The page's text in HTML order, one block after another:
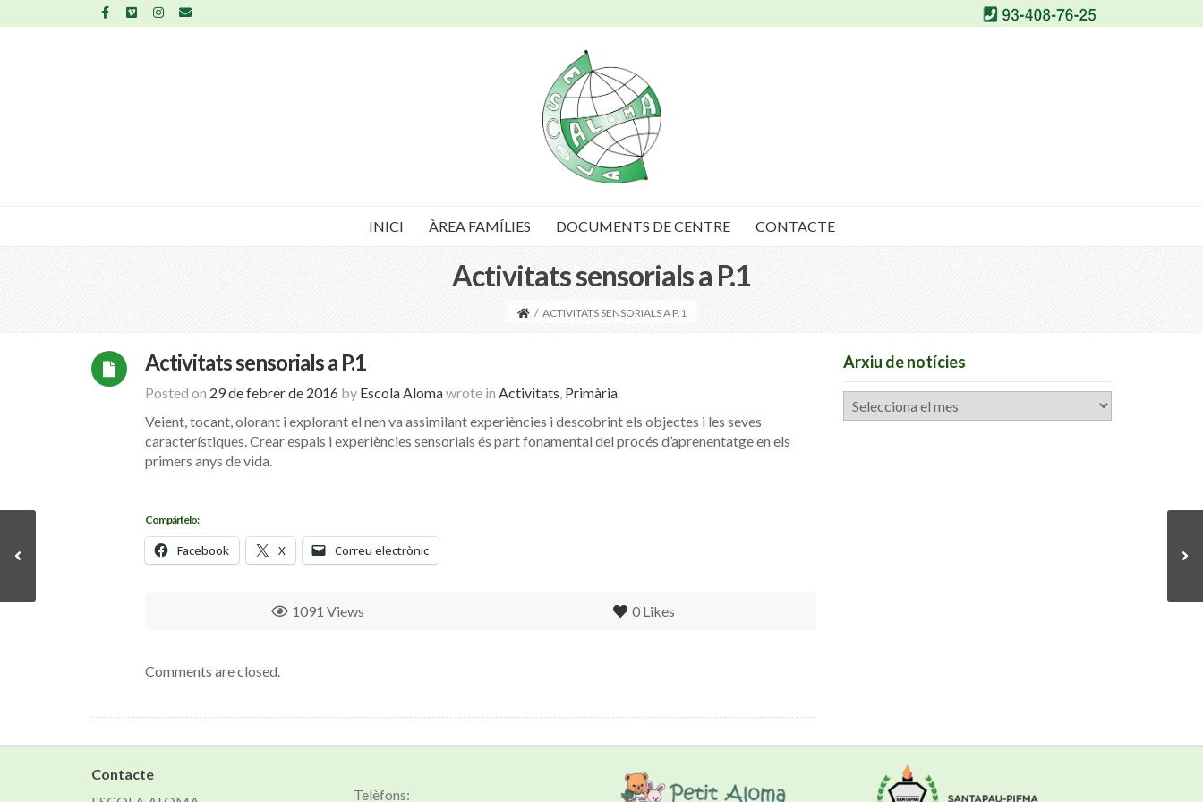
INICI ÀREA FAMÍLIES DOCUMENTS DE CENTRE CONTACTE
Activitats sensorials a P.1
/ ACTIVITATS SENSORIALS A P.1
Activitats sensorials a P.1
Posted on 29 de febrer de 2016 by Escola Alomawrote in Activitats, Primària.
Veient, tocant, olorant i explorant el nen va assimilant experiències i descobrint els objectes i les seves
característiques. Crear espais i experiències sensorials és part fonamental del procés d’aprenentatge en els
primers anys de vida.
Compártelo:
Facebook X Correu electrònic
0 Likes
1091 Views
Comments are closed.
Arxiu de notícies
Arxiu
de
Contacte
Telèfons: